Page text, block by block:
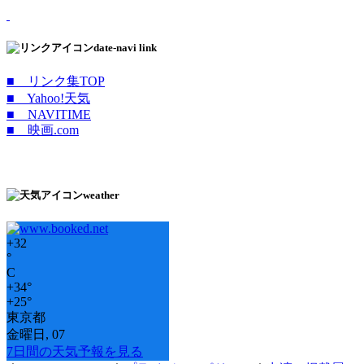
date-navi link
■ リンク集TOP
■ Yahoo!天気
■ NAVITIME
■ 映画.com
weather
+32
°
C
+34°
+25°
東京都
金曜日, 07
7日間の天気予報を見る